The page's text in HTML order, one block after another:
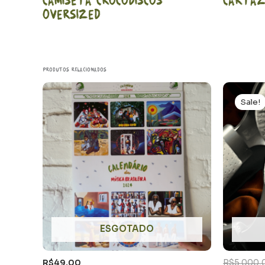
Oversized
Produtos relacionados
ESGOTADO
Sale!